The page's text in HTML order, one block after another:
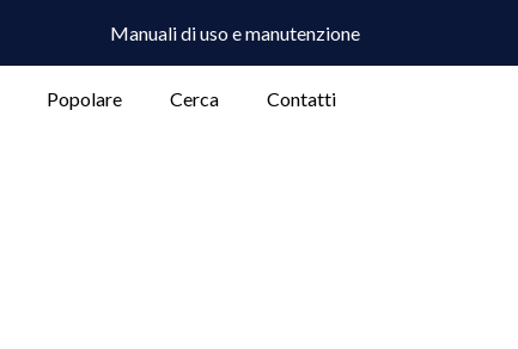
Manuali di uso e manutenzione
Popolare Cerca Contatti